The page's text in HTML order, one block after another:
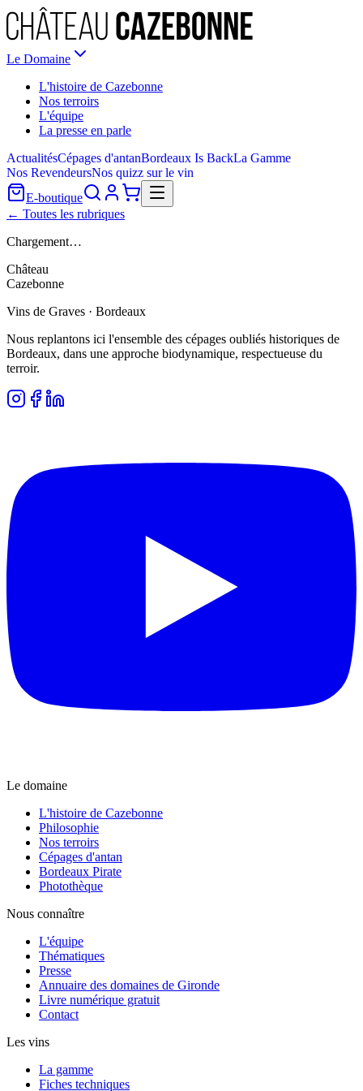
Le Domaine
L'histoire de Cazebonne
Nos terroirs
L'équipe
La presse en parle
ActualitésCépages d'antanBordeaux Is BackLa Gamme
Nos RevendeursNos quizz sur le vin
E-boutique
← Toutes les rubriques
Chargement…
Château
Cazebonne
Vins de Graves · Bordeaux
Nous replantons ici l'ensemble des cépages oubliés historiques de
Bordeaux, dans une approche biodynamique, respectueuse du
terroir.
Le domaine
L'histoire de Cazebonne
Philosophie
Nos terroirs
Cépages d'antan
Bordeaux Pirate
Photothèque
Nous connaître
L'équipe
Thématiques
Presse
Annuaire des domaines de Gironde
Livre numérique gratuit
Contact
Les vins
La gamme
Fiches techniques